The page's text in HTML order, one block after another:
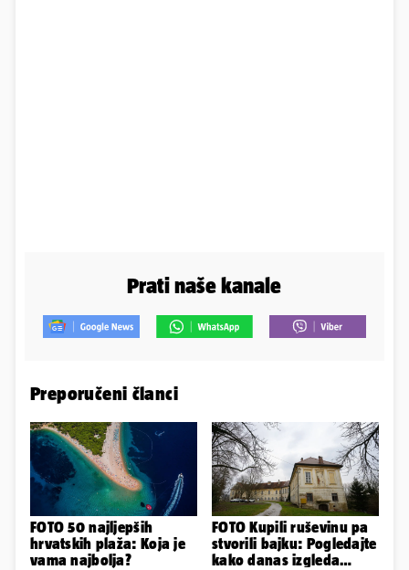
Prati naše kanale
Preporučeni članci
FOTO 50 najljepših
hrvatskih plaža: Koja je
vama najbolja?
FOTO Kupili ruševinu pa
stvorili bajku: Pogledajte
kako danas izgleda